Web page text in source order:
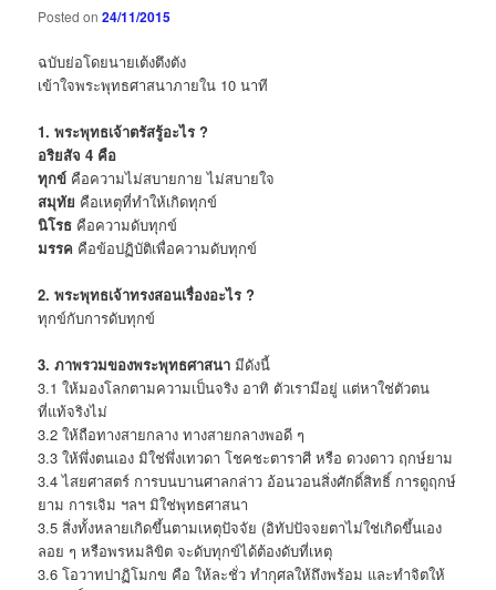
Posted on24/11/2015
ฉบับย่อโดยนายเต้งตึงตัง
เข้าใจพระพุทธศาสนาภายใน 10 นาที
1. พระพุทธเจ้าตรัสรู้อะไร ?
อริยสัจ 4 คือ
ทุกข์ คือความไม่สบายกาย ไม่สบายใจ
สมุทัย คือเหตุที่ทำให้เกิดทุกข์
นิโรธ คือความดับทุกข์
มรรค คือข้อปฏิบัติเพื่อความดับทุกข์
2. พระพุทธเจ้าทรงสอนเรื่องอะไร ?
ทุกข์กับการดับทุกข์
3. ภาพรวมของพระพุทธศาสนา มีดังนี้
3.1 ให้มองโลกตามความเป็นจริง อาทิ ตัวเรามีอยู่ แต่หาใช่ตัวตน
ที่แท้จริงไม่
3.2 ให้ถือทางสายกลาง ทางสายกลางพอดี ๆ
3.3 ให้พึ่งตนเอง มิใช่พึ่งเทวดา โชคชะตาราศี หรือ ดวงดาว ฤกษ์ยาม
3.4 ไสยศาสตร์ การบนบานศาลกล่าว อ้อนวอนสิ่งศักดิ์สิทธิ์ การดูฤกษ์
ยาม การเจิม ฯลฯ มิใช่พุทธศาสนา
3.5 สิ่งทั้งหลายเกิดขึ้นตามเหตุปัจจัย (อิทัปปัจจยตาไม่ใช่เกิดขึ้นเอง
ลอย ๆ หรือพรหมลิขิต จะดับทุกข์ได้ต้องดับที่เหตุ
3.6 โอวาทปาฏิโมกข คือ ให้ละชั่ว ทำกุศลให้ถึงพร้อม และทำจิตให้